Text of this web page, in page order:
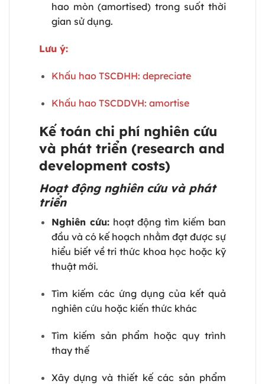
hao mòn (amortised) trong suốt thời
gian sử dụng.
Lưu ý:
Khấu hao TSCĐHH: depreciate
Khấu hao TSCDDVH: amortise
Kế toán chi phí nghiên cứu
và phát triển (research and
development costs)
Hoạt động nghiên cứu và phát
triển
Nghiên cứu:hoạt động tìm kiếm ban
đầu và có kế hoạch nhằm đạt được sự
hiểu biết về tri thức khoa học hoặc kỹ
thuật mới.
Tìm kiếm các ứng dụng của kết quả
nghiên cứu hoặc kiến thức khác
Tìm kiếm sản phẩm hoặc quy trình
thay thế
Xây dựng và thiết kế các sản phẩm